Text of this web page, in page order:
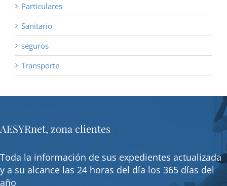
Particulares
Sanitario
seguros
Transporte
AESYRnet, zona clientes
Toda la información de sus expedientes actualizada
y a su alcance las 24 horas del día los 365 días del
año